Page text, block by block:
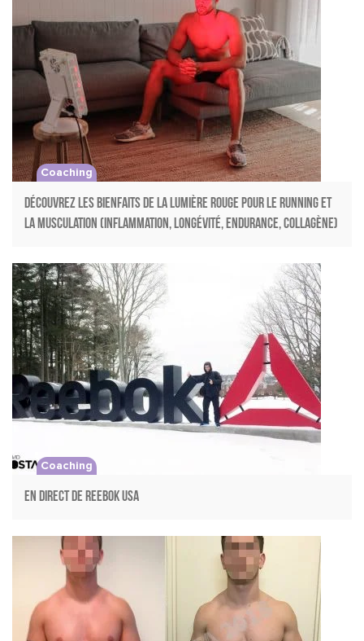
Coaching
Découvrez les bienfaits de la lumière rouge pour le running et
la musculation (inflammation, longévité, endurance, collagène)
Coaching
En direct de REEBOK USA